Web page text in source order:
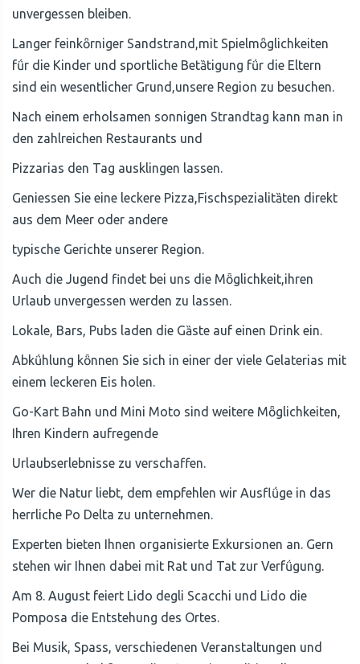
unvergessen bleiben.
Langer feinkȫrniger Sandstrand,mit Spielmȫglichkeiten
fǘr die Kinder und sportliche Betȁtigung fǘr die Eltern
sind ein wesentlicher Grund,unsere Region zu besuchen.
Nach einem erholsamen sonnigen Strandtag kann man in
den zahlreichen Restaurants und
Pizzarias den Tag ausklingen lassen.
Geniessen Sie eine leckere Pizza,Fischspezialitȁten direkt
aus dem Meer oder andere
typische Gerichte unserer Region.
Auch die Jugend findet bei uns die Mȫglichkeit,ihren
Urlaub unvergessen werden zu lassen.
Lokale, Bars, Pubs laden die Gȁste auf einen Drink ein.
Abkǘhlung kȫnnen Sie sich in einer der viele Gelaterias mit
einem leckeren Eis holen.
Go-Kart Bahn und Mini Moto sind weitere Mȫglichkeiten,
Ihren Kindern aufregende
Urlaubserlebnisse zu verschaffen.
Wer die Natur liebt, dem empfehlen wir Ausflǘge in das
herrliche Po Delta zu unternehmen.
Experten bieten Ihnen organisierte Exkursionen an. Gern
stehen wir Ihnen dabei mit Rat und Tat zur Verfǘgung.
Am 8. August feiert Lido degli Scacchi und Lido die
Pomposa die Entstehung des Ortes.
Bei Musik, Spass, verschiedenen Veranstaltungen und